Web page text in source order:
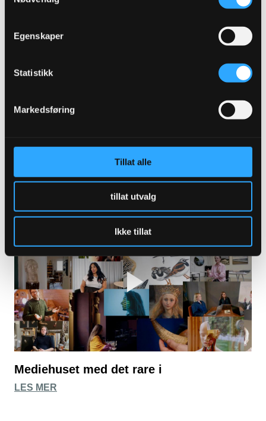
Egenskaper
Statistikk
Markedsføring
Tillat alle
tillat utvalg
Ikke tillat
Mediehuset med det rare i
LES MER